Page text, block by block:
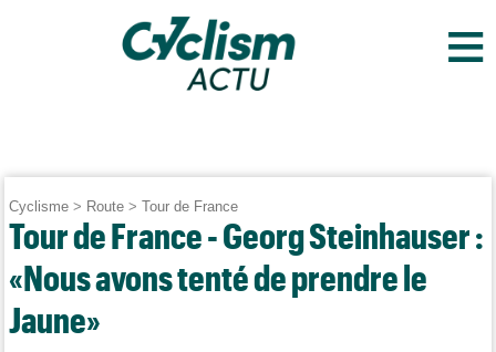
≡
Cyclisme > Route >Tour de France
Tour de France - Georg Steinhauser :
«Nous avons tenté de prendre le
Jaune»